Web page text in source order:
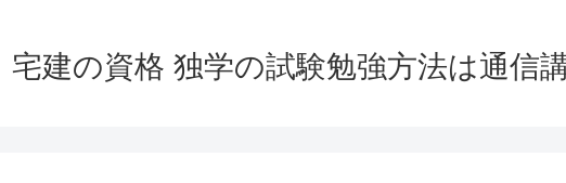
宅建の資格 独学の試験勉強方法は通信